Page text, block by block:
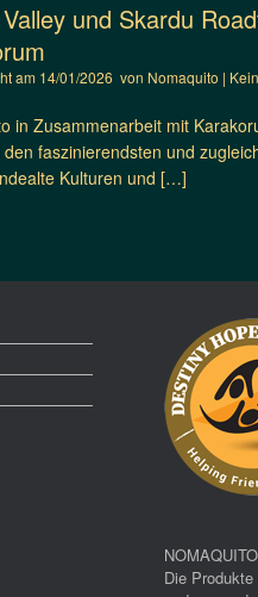
und Skardu
am 14/01/2026 von Nomaquito |
in Zusammenarbeit mit
faszinierendsten und
Kulturen und […]
Die